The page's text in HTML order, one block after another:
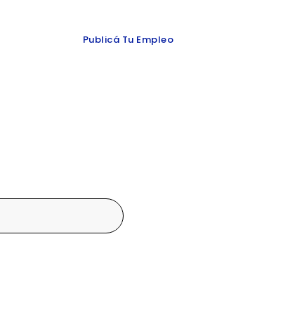
Publicá Tu Empleo